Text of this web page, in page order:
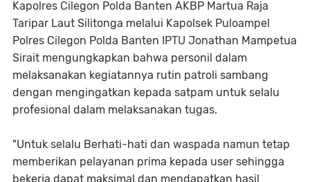
Kapolres Cilegon Polda Banten AKBP Martua Raja
Taripar Laut Silitonga melalui Kapolsek Puloampel
Polres Cilegon Polda Banten IPTU Jonathan Mampetua
Sirait mengungkapkan bahwa personil dalam
melaksanakan kegiatannya rutin patroli sambang
dengan mengingatkan kepada satpam untuk selalu
profesional dalam melaksanakan tugas.
"Untuk selalu Berhati-hati dan waspada namun tetap
memberikan pelayanan prima kepada user sehingga
bekerja dapat maksimal dan mendapatkan hasil